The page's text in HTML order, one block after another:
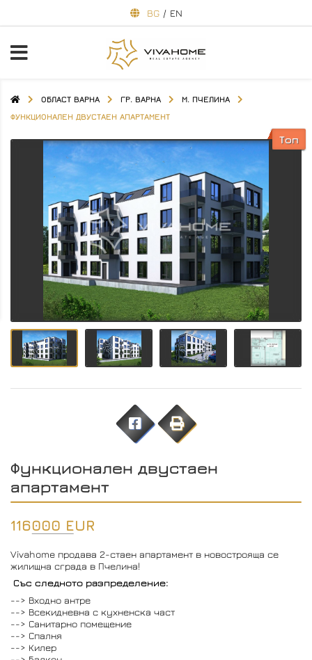
BG / EN
ОБЛАСТ ВАРНА ГР. ВАРНА
М. ПЧЕЛИНА
ФУНКЦИОНАЛЕН ДВУСТАЕН АПАРТАМЕНТ
Топ
Функционален двустаен
апартамент
116000 EUR
Vivahome продава 2-стаен апартамент в новострояща се
жилищна сграда в Пчелина!
Със следното разпределение:
--> Входно антре
--> Всекидневна с кухненска част
--> Санитарно помещение
--> Спалня
--> Килер